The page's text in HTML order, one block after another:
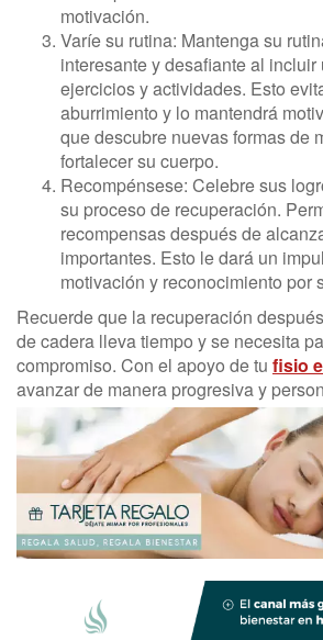
motivación.
Varíe su rutina: Mantenga su
interesante y desafiante al
ejercicios y actividades. Esto
aburrimiento y lo mantendrá
que descubre nuevas formas de
fortalecer su cuerpo.
Recompénsese: Celebre sus
su proceso de recuperación.
recompensas después de
importantes. Esto le dará un
motivación y reconocimiento por
Recuerde que la recuperación
de cadera lleva tiempo y se necesita
compromiso. Con el apoyo de tu fisio
avanzar de manera progresiva y